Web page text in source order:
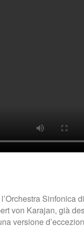
von Karajan, già
versione